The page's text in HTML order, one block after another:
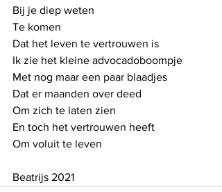
Bij je diep weten
Te komen
Dat het leven te vertrouwen is
Ik zie het kleine advocadoboompje
Met nog maar een paar blaadjes
Dat er maanden over deed
Om zich te laten zien
En toch het vertrouwen heeft
Om voluit te leven
Beatrijs 2021